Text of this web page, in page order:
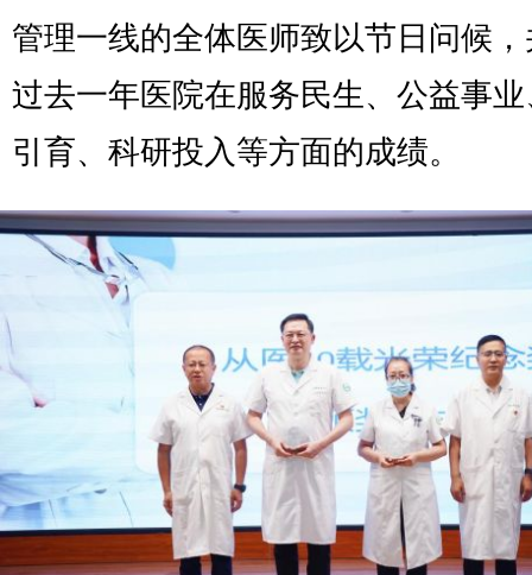
管理一线的全体医师致以节日问候
过去一年医院在服务民生、公益事
引育、科研投入等方面的成绩。